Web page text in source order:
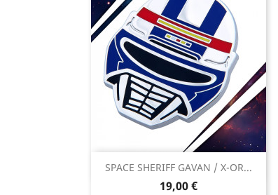
SPACE SHERIFF GAVAN / X-OR...
Prix
19,00 €
Aperçu rapide